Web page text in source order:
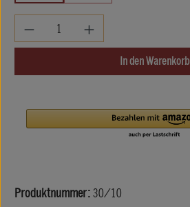
Produkt Anzahl: Gib den
In den Warenkorb
Produktnummer:30/10